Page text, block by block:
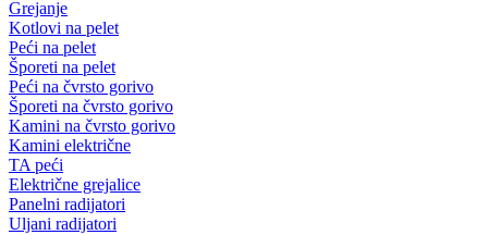
Grejanje
Kotlovi na pelet
Peći na pelet
Šporeti na pelet
Peći na čvrsto gorivo
Šporeti na čvrsto gorivo
Kamini na čvrsto gorivo
Kamini električne
TA peći
Električne grejalice
Panelni radijatori
Uljani radijatori